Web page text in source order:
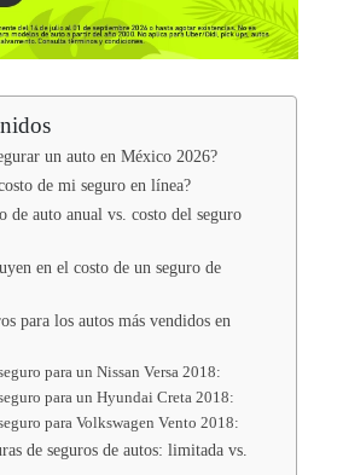
un auto en México 2026?
de mi seguro en línea?
de auto anual vs. costo del seguro
en el costo de un seguro de
para los autos más vendidos en
para un Nissan Versa 2018:
para un Hyundai Creta 2018:
para Volkswagen Vento 2018:
de seguros de autos: limitada vs.